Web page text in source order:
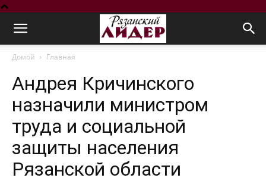
Домой Главная
Андрея Кричинского
назначили министром
труда и социальной
защиты населения
Рязанской области